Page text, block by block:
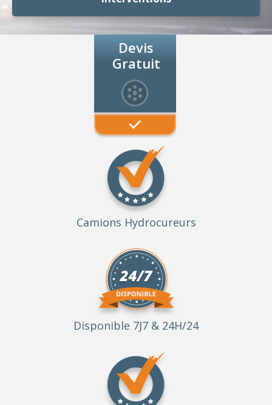
Devis
Gratuit
Camions Hydrocureurs
Disponible 7J7 & 24H/24